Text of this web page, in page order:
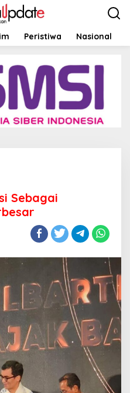
Peristiwa Nasional
Prestasi
Sebagai
Pembayar
Terbesar
Sebagai